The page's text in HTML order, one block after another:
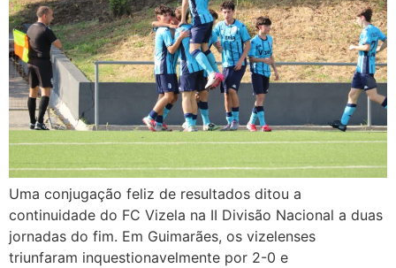
Uma conjugação feliz de resultados ditou a
continuidade do FC Vizela na II Divisão Nacional a duas
jornadas do fim. Em Guimarães, os vizelenses
triunfaram inquestionavelmente por 2-0 e